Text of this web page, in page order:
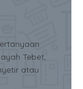
Tebet,
atau